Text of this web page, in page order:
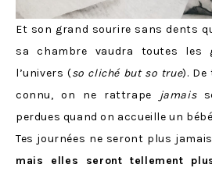
Et son grand sourire sans dents
sa chambre vaudra toutes les
l’univers (so cliché but so true). De
connu, on ne rattrape jamais
perdues quand on accueille un
Tes journées ne seront plus
mais elles seront tellement